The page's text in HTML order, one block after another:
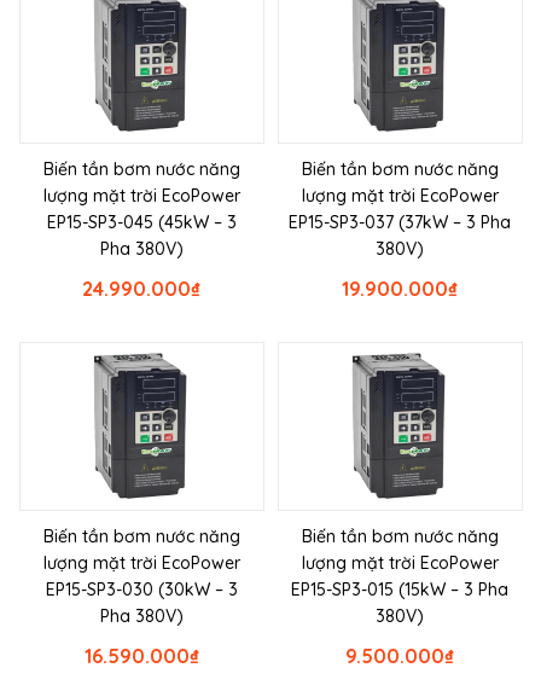
Biến tần bơm nước năng
lượng mặt trời EcoPower
EP15-SP3-045 (45kW – 3
Pha 380V)
₫
24.990.000
Biến tần bơm nước năng
lượng mặt trời EcoPower
EP15-SP3-037 (37kW – 3 Pha
380V)
₫
19.900.000
Biến tần bơm nước năng
lượng mặt trời EcoPower
EP15-SP3-030 (30kW – 3
Pha 380V)
₫
16.590.000
Biến tần bơm nước năng
lượng mặt trời EcoPower
EP15-SP3-015 (15kW – 3 Pha
380V)
₫
9.500.000